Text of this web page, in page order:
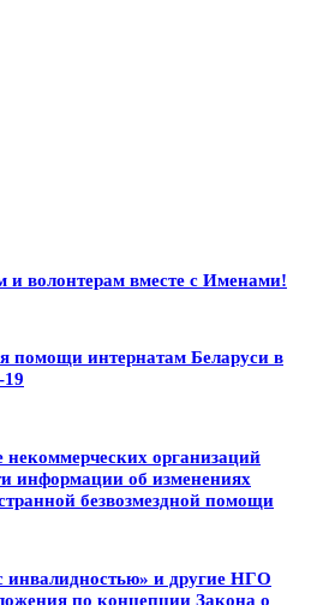
и волонтерам вместе с Именами!
помощи интернатам Беларуси в
организаций
информации об изменениях
безвозмездной помощи
инвалидностью» и другие НГО
по концепции Закона о